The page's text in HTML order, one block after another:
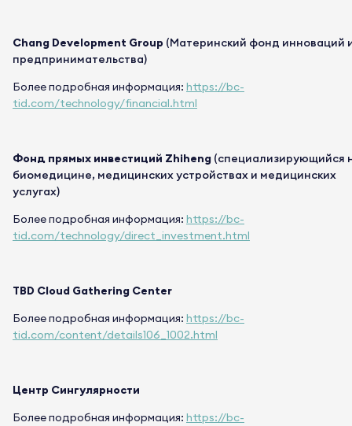
Chang Development Group (Материнский фонд инноваций
предпринимательства)
Более подробная информация: https://bc-
tid.com/technology/financial.html
Фонд прямых инвестиций Zhiheng (специализирующийся
биомедицине, медицинских устройствах и медицинских
услугах)
Более подробная информация: https://bc-
tid.com/technology/direct_investment.html
TBD Cloud Gathering Center
Более подробная информация: https://bc-
tid.com/content/details106_1002.html
Центр Сингулярности
Более подробная информация: https://bc-